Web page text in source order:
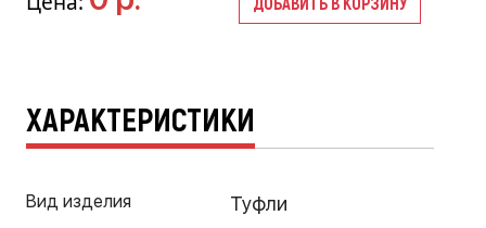
ХАРАКТЕРИСТИКИ
Вид изделия Туфли